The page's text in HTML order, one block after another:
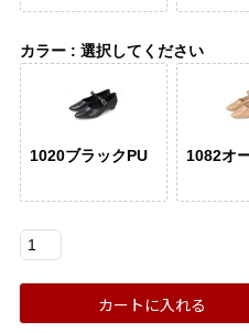
カジュアルシューズ
セール会場
ブランドから選ぶ
menue -メヌエ-
カラー 選択してください
1020ブラックPU 1082オ
カートに入れる